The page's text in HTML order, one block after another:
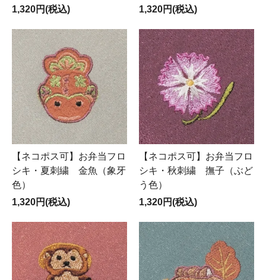
1,320円(税込)
1,320円(税込)
【ネコポス可】お弁当フロ
シキ・夏刺繍 金魚（象牙
色）
1,320円(税込)
【ネコポス可】お弁当フロ
シキ・秋刺繍 撫子（ぶど
う色）
1,320円(税込)